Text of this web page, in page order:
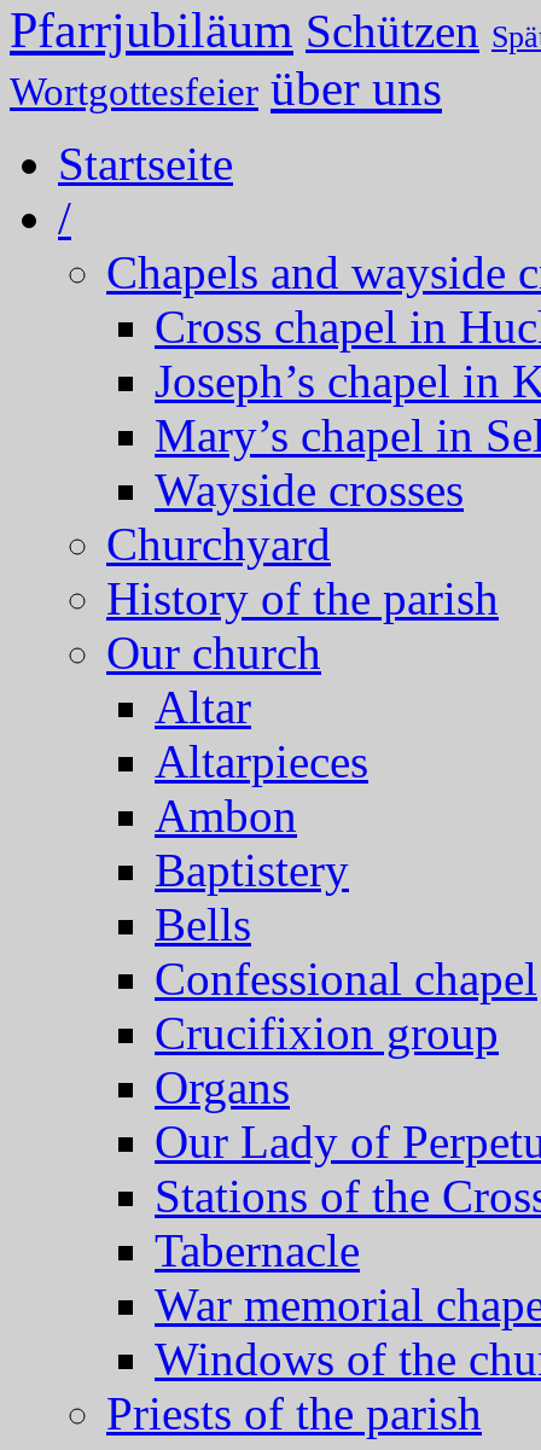
Pfarrjubiläum Schützen
Wortgottesfeier über uns
Startseite
/
Chapels and wayside
Cross chapel in
Joseph’s chapel in
Mary’s chapel in
Wayside crosses
Churchyard
History of the parish
Our church
Altar
Altarpieces
Ambon
Baptistery
Bells
Confessional chapel
Crucifixion group
Organs
Our Lady of
Stations of the
Tabernacle
War memorial
Windows of the
Priests of the parish